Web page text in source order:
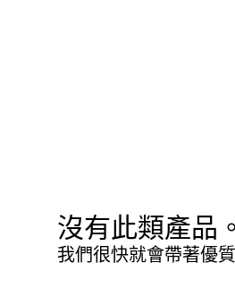
沒有此類產品。
我們很快就會帶著優